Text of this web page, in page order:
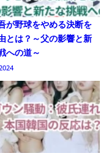
が野球をやめる決断を
とは？～父の影響と新
への道～